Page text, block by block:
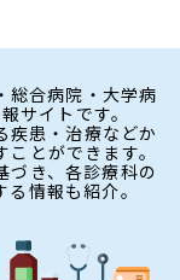
総合病院・大学病
サイトです。
疾患・治療などか
とができます。
づき、各診療科の
情報も紹介。